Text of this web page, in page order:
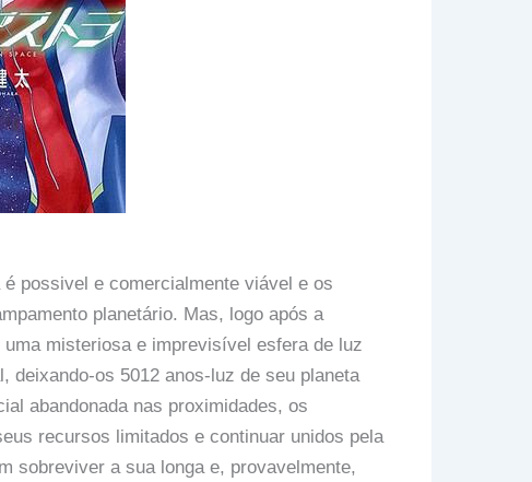
possivel e comercialmente viável e os
planetário. Mas, logo após a
misteriosa e imprevisível esfera de luz
deixando-os 5012 anos-luz de seu planeta
abandonada nas proximidades, os
recursos limitados e continuar unidos pela
sobreviver a sua longa e, provavelmente,